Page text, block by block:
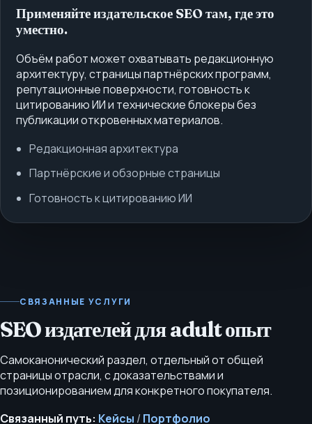
Применяйте издательское SEO там, где это
уместно.
Объём работ может охватывать редакционную
архитектуру, страницы партнёрских программ,
репутационные поверхности, готовность к
цитированию ИИ и технические блокеры без
публикации откровенных материалов.
Редакционная архитектура
Партнёрские и обзорные страницы
Готовность к цитированию ИИ
СВЯЗАННЫЕ УСЛУГИ
SEO издателей для adult опыт
Самоканонический раздел, отдельный от общей
страницы отрасли, с доказательствами и
позиционированием для конкретного покупателя.
Связанный путь: Кейсы / Портфолио